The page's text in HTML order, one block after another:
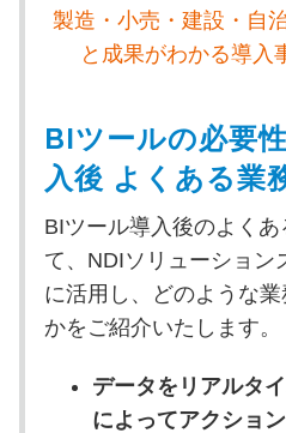
製造・小売・建設・自
と成果がわかる導
BIツールの必要
入後 よくある業
BIツール導入後のよく
て、NDIソリューション
に活用し、どのような
かをご紹介いたします。
データをリアルタ
によってアクショ